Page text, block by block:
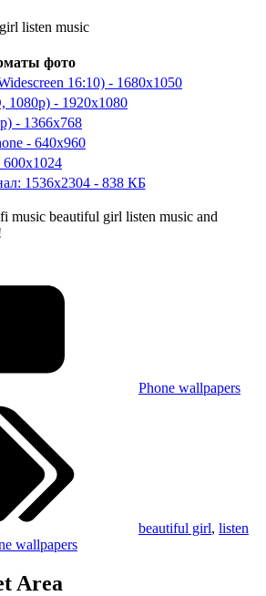
1536x2304 - 838 КБ
фото
16:10) - 1680x1050
- 1920x1080
- 1366x768
- 640x960
music beautiful girl listen music and
Phone wallpapers
beautiful girl, listen
wallpapers
Area